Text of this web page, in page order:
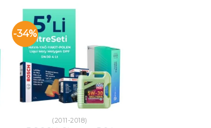
-34%
(2011-2018)